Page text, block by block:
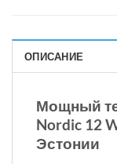
ОПИСАНИЕ
Мощный
Nordic 12
Эстонии